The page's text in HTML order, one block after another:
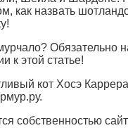
как назвать
Обязательно
к этой статье!
кот Хосэ
собственностью